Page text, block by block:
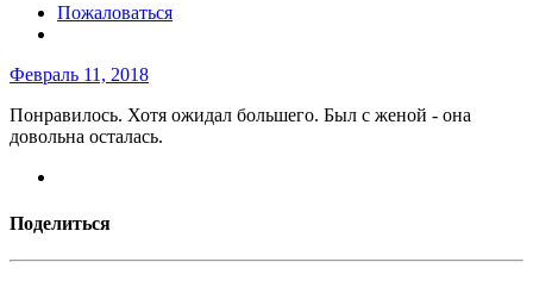
Пожаловаться
Февраль 11, 2018
Понравилось. Хотя ожидал большего. Был с женой - она
довольна осталась.
Поделиться